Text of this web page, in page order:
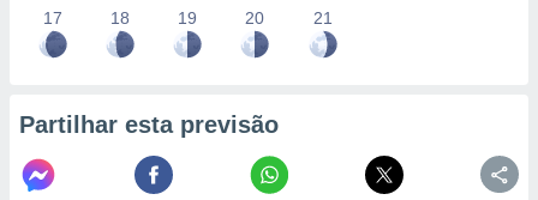
17 18 19 20 21
Partilhar esta previsão